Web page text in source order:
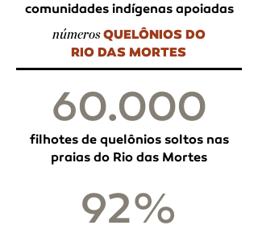
comunidades indígenas apoiadas
números QUELÔNIOS DO
RIO DAS MORTES
filhotes de quelônios soltos nas
praias do Rio das Mortes
60.000
92%